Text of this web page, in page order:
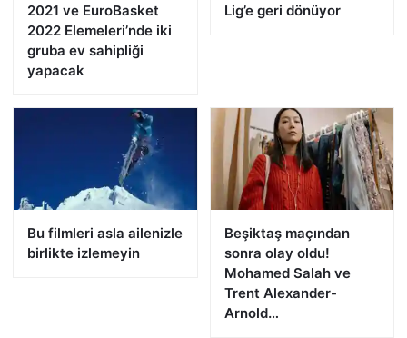
2021 ve EuroBasket
2022 Elemeleri’nde iki
gruba ev sahipliği
yapacak
Lig’e geri dönüyor
Bu filmleri asla ailenizle
birlikte izlemeyin
Beşiktaş maçından
sonra olay oldu!
Mohamed Salah ve
Trent Alexander-
Arnold…